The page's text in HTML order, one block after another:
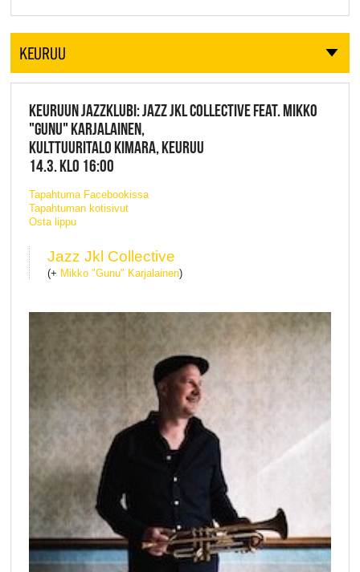
KEURUU
KEURUUN JAZZKLUBI: JAZZ JKL COLLECTIVE FEAT. MIKKO
"GUNU" KARJALAINEN,
KULTTUURITALO KIMARA, KEURUU
14.3. KLO 16:00
Tapahtuma Facebookissa
Tapahtuman kotisivut
Osta lippu
Jazz Jkl Collective
(+ Mikko "Gunu" Karjalainen)